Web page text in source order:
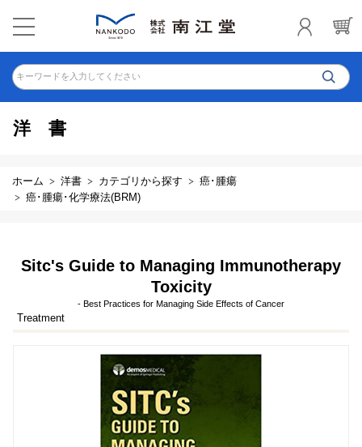
キーワードを入力してください
洋書
ホーム 洋書 カテゴリから探す
癌･腫瘍
癌･腫瘍･化学療法(BRM)
Sitc's Guide to Managing Immunotherapy
Toxicity
- Best Practices for Managing Side Effects of Cancer
Treatment